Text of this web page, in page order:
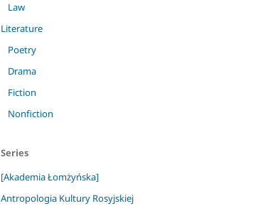
Law
Literature
Poetry
Drama
Fiction
Nonfiction
Series
[Akademia Łomżyńska]
Antropologia Kultury Rosyjskiej